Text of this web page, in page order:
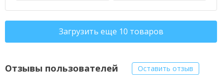
Загрузить еще 10 товаров
Отзывы пользователей Оставить отзыв